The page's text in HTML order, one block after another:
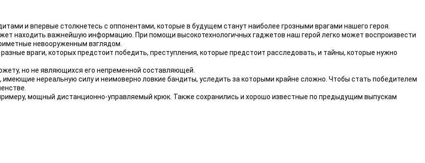
и впервые столкнетесь с оппонентами, которые в будущем станут наиболее грозными врагами нашего героя.
находить важнейшую информацию. При помощи высокотехнологичных гаджетов наш герой легко может воспроизвести
невооруженным взглядом.
враги, которых предстоит победить, преступления, которые предстоит расследовать, и тайны, которые нужно
но не являющихся его непременной составляющей.
имеющие нереальную силу и неимоверно ловкие бандиты, уследить за которыми крайне сложно. Чтобы стать победителем
мощный дистанционно-управляемый крюк. Также сохранились и хорошо известные по предыдущим выпускам